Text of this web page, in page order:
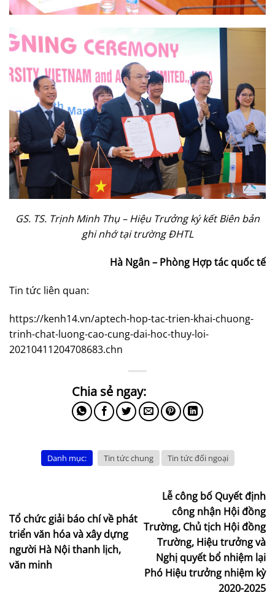
GS. TS. Trịnh Minh Thụ – Hiệu Trưởng ký kết Biên bản
ghi nhớ tại trường ĐHTL
Hà Ngân – Phòng Hợp tác quốc tế
Tin tức liên quan:
https://kenh14.vn/aptech-hop-tac-trien-khai-chuong-
trinh-chat-luong-cao-cung-dai-hoc-thuy-loi-
20210411204708683.chn
Danh mục: Tin tức chung Tin tức đối ngoại
Tổ chức giải báo chí về phát
triển văn hóa và xây dựng
người Hà Nội thanh lịch,
văn minh
Lễ công bố Quyết định
công nhận Hội đồng
Trường, Chủ tịch Hội đồng
Trường, Hiệu trưởng và
Nghị quyết bổ nhiệm lại
Phó Hiệu trưởng nhiệm kỳ
2020-2025